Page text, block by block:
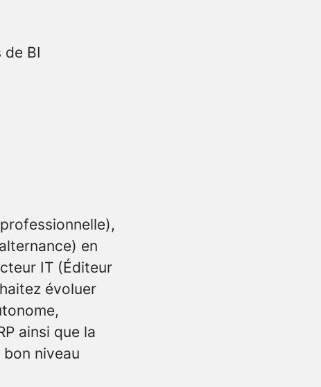
de BI
en
IT (Éditeur
évoluer
ainsi que la
niveau